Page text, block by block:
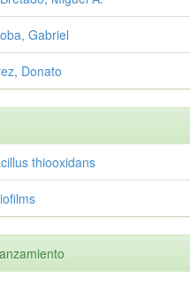
Gabriel
Donato
thiooxidans